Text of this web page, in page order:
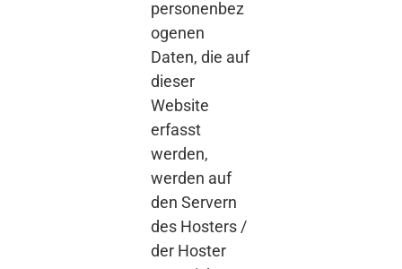
personenbez
ogenen
Daten, die auf
dieser
Website
erfasst
werden,
werden auf
den Servern
des Hosters /
der Hoster